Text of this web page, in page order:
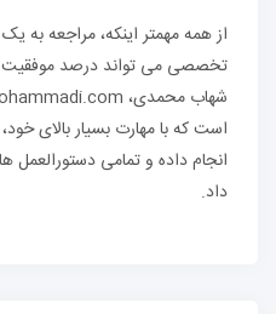
از همه مهمتر اینکه، مراجعه به یک
تخصصی می تواند درصد موفقیت
است که با مهارت بسیار بالای
انجام داده و تمامی دستورالعمل
داد.